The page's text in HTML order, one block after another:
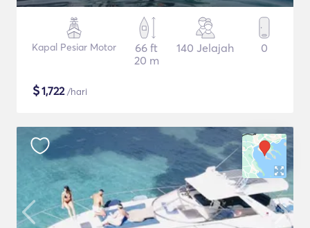
Kapal Pesiar Motor
66 ft
20 m
140 Jelajah 0
$1,722/hari